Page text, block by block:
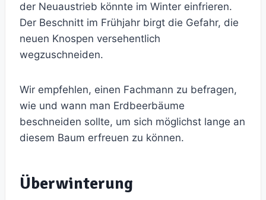
der Neuaustrieb könnte im Winter einfrieren.
Der Beschnitt im Frühjahr birgt die Gefahr, die
neuen Knospen versehentlich
wegzuschneiden.
Wir empfehlen, einen Fachmann zu befragen,
wie und wann man Erdbeerbäume
beschneiden sollte, um sich möglichst lange an
diesem Baum erfreuen zu können.
Überwinterung